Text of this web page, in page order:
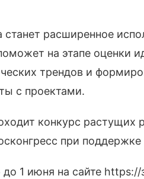
расширенное
на этапе оценки
трендов и
с проектами.
конкурс растущих
при
1 июня на сайте